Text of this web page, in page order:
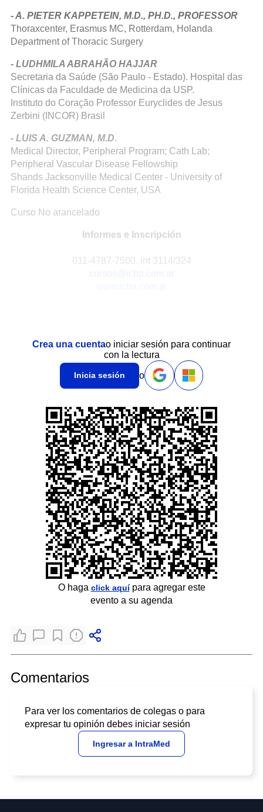
- A. PIETER KAPPETEIN, M.D., PH.D., PROFESSOR
Thoraxcenter, Erasmus MC, Rotterdam, Holanda
Department of Thoracic Surgery
- LUDHMILA ABRAHÃO HAJJAR
Secretaria da Saúde (São Paulo - Estado). Hospital das
Clínicas da Faculdade de Medicina da USP.
Instituto do Coração Professor Euryclides de Jesus
Zerbini (INCOR) Brasil
- LUIS A. GUZMAN, M.D.
Medical Director, Peripheral Program; Cath Lab;
Peripheral Vascular Disease Fellowship
Shands Jacksonville Medical Center - University of
Florida Health Science Center, USA
Curso No arancelado
Informes e Inscripción
011-4787-7500. int 3114/324
Crea una cuentao iniciar sesión para continuar
con la lectura
Inicia sesión o
O haga click aquípara agregar este
evento a su agenda
Comentarios
Para ver los comentarios de colegas o para
expresar tu opinión debes iniciar sesión
Ingresar a IntraMed